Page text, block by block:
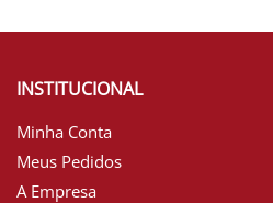
INSTITUCIONAL
Minha Conta
Meus Pedidos
A Empresa